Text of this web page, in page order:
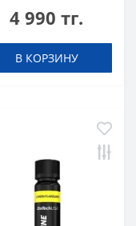
mg Effervescent
20 таблеток
(шипучка)
4 990 тг.
В КОРЗИНУ